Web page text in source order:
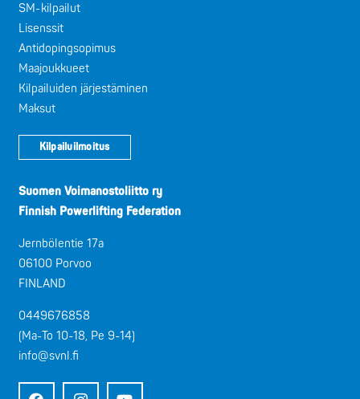
SM-kilpailut
Lisenssit
Antidopingsopimus
Maajoukkueet
Kilpailuiden järjestäminen
Maksut
Kilpailuilmoitus
Suomen Voimanostoliitto ry
Finnish Powerlifting Federation
Jernbölentie 17a
06100 Porvoo
FINLAND
0449676858
(Ma-To 10-18, Pe 9-14)
info@svnl.fi